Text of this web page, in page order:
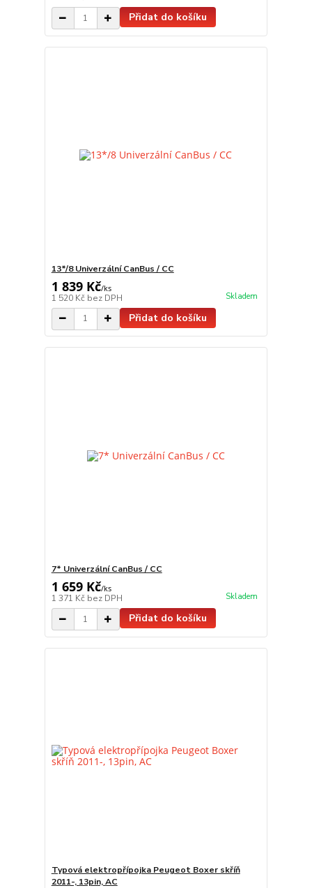
Přidat do košíku
13*/8 Univerzální CanBus / CC
1 839 Kč/ks
1 520 Kč bez DPH Skladem
Přidat do košíku
7* Univerzální CanBus / CC
1 659 Kč/ks
1 371 Kč bez DPH Skladem
Přidat do košíku
Typová elektropřípojka Peugeot Boxer skříň
2011-, 13pin, AC